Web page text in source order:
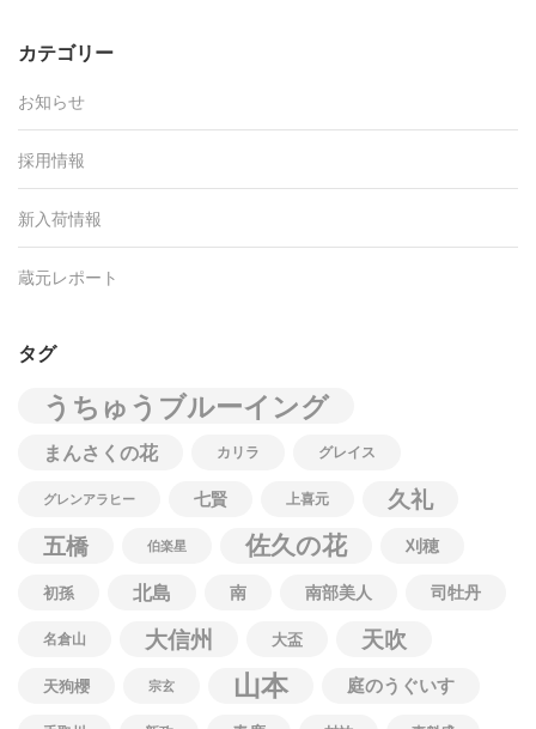
カテゴリー
お知らせ
採用情報
新入荷情報
蔵元レポート
タグ
うちゅうブルーイング
まんさくの花 カリラ グレイス
グレンアラヒー 七賢 上喜元
久礼
五橋
伯楽星 佐久の花 刈穂
初孫 北島 南 南部美人 司牡丹
名倉山 大信州 大盃 天吹
天狗櫻 宗玄 山本 庭のうぐいす